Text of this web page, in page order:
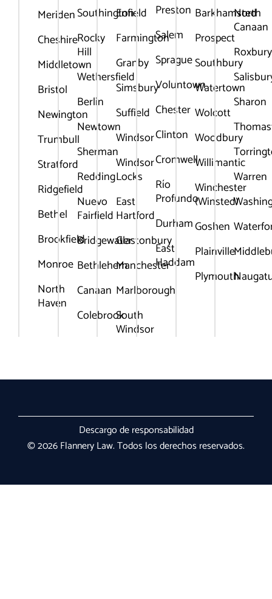
Meriden
Cheshire
Middletown
Bristol
Newington
Trumbull
Stratford
Ridgefield
Bethel
Brookfield
Monroe
North
Haven
Southington
Rocky
Hill
Wethersfield
Berlín
Newtown
Sherman
Redding
Nuevo
Fairfield
Bridgewater
Bethlehem
Canaan
Colebrook
Enfield
Farmington
Granby
Simsbury
Suffield
Windsor
Windsor
Locks
East
Hartford
Glastonbury
Manchester
Marlborough
South
Windsor
Preston
Salem
Sprague
Voluntown
Chester
Clinton
Cromwell
Río
Profundo
Durham
East
Haddam
Barkhamsted
Prospect
Southbury
Watertown
Wolcott
Woodbury
Willimantic
Winchester
(Winsted)
Goshen
Plainville
Plymouth
North
Canaan
Roxbury
Sharon
Warren
Descargo de responsabilidad
© 2026 Flannery Law. Todos los derechos reservados.